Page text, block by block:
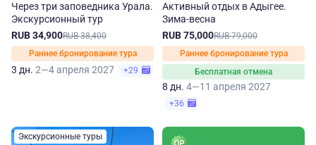
Через три заповедника Урала.
Экскурсионный тур
RUB 34,900RUB 38,400
Раннее бронирование тура
3 дн. 2—4 апреля 2027 +29
Активный отдых в Адыгее.
Зима-весна
RUB 75,000RUB 79,000
Раннее бронирование тура
Бесплатная отмена
8 дн. 4—11 апреля 2027
+36
Экскурсионные туры